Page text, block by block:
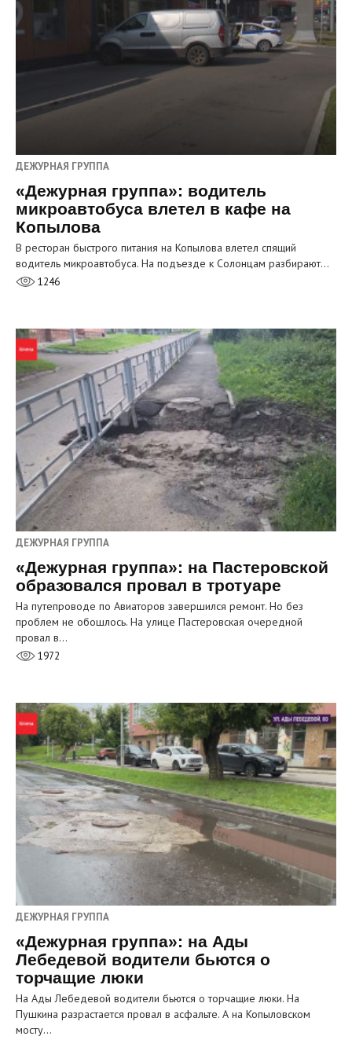
ДЕЖУРНАЯ ГРУППА
«Дежурная группа»: водитель
микроавтобуса влетел в кафе на
Копылова
В ресторан быстрого питания на Копылова влетел спящий
водитель микроавтобуса. На подъезде к Солонцам разбирают…
1246
ДЕЖУРНАЯ ГРУППА
«Дежурная группа»: на Пастеровской
образовался провал в тротуаре
На путепроводе по Авиаторов завершился ремонт. Но без
проблем не обошлось. На улице Пастеровская очередной
провал в…
1972
ДЕЖУРНАЯ ГРУППА
«Дежурная группа»: на Ады
Лебедевой водители бьются о
торчащие люки
На Ады Лебедевой водители бьются о торчащие люки. На
Пушкина разрастается провал в асфальте. А на Копыловском
мосту…